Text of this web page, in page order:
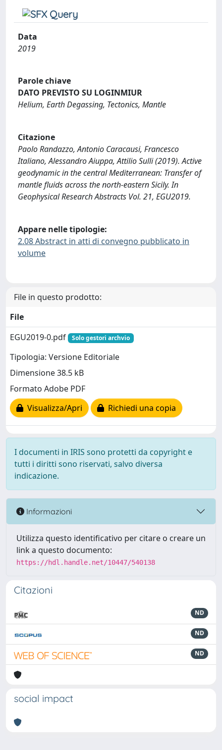
Data
2019
Parole chiave
DATO PREVISTO SU LOGINMIUR
Helium, Earth Degassing, Tectonics, Mantle
Citazione
Paolo Randazzo, Antonio Caracausi, Francesco
Italiano, Alessandro Aiuppa, Attilio Sulli (2019). Active
geodynamic in the central Mediterranean: Transfer of
mantle fluids across the north-eastern Sicily. In
Geophysical Research Abstracts Vol. 21, EGU2019.
Appare nelle tipologie:
2.08 Abstract in atti di convegno pubblicato in
volume
File in questo prodotto:
File
EGU2019-0.pdf
Solo gestori archvio
Tipologia: Versione Editoriale
Dimensione 38.5 kB
Formato Adobe PDF
Visualizza/Apri
Richiedi una copia
I documenti in IRIS sono protetti da copyright e
tutti i diritti sono riservati, salvo diversa
indicazione.
Informazioni
Utilizza questo identificativo per citare o creare un
link a questo documento:
https://hdl.handle.net/10447/540138
Citazioni
ND
ND
ND
social impact